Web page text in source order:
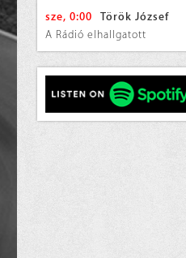
sze, 0:00
Török József
A Rádió elhallgatott